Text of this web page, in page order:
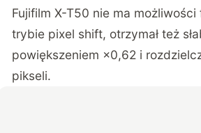
Fujifilm X-T50 nie ma
trybie pixel shift, otrzymał też
powiększeniem ×0,62 i
pikseli.